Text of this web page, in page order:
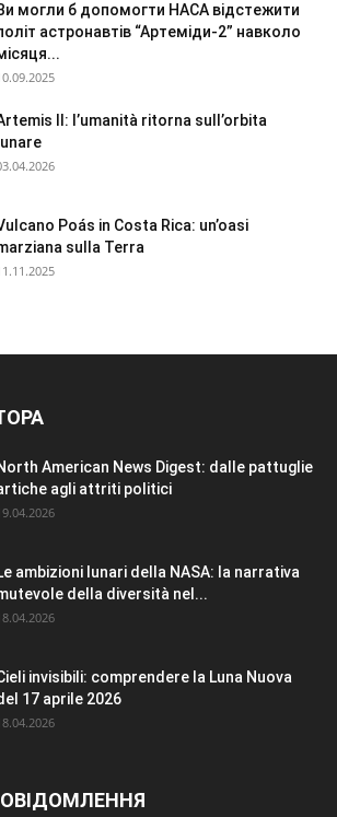
могли б допомогти НАСА відстежити
астронавтів “Артеміди-2” навколо
II: l’umanità ritorna sull’orbita
lunare
Poás in Costa Rica: un’oasi
sulla Terra
American News Digest: dalle pattuglie
agli attriti politici
ambizioni lunari della NASA: la narrativa
della diversità nel...
invisibili: comprendere la Luna Nuova
17 aprile 2026